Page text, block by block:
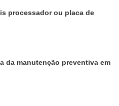
processador ou placa de
da manutenção preventiva em